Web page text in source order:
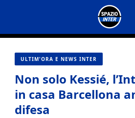
contenuto
ULTIM'ORA E NEWS INTER
Non solo Kessié,
in casa Barcellona
difesa